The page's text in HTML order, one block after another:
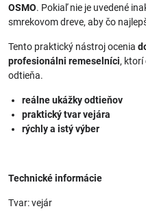
OSMO. Pokiaľ nie je uvedené
smrekovom dreve, aby čo
Tento praktický nástroj ocenia
profesionálni remeselníci,
odtieňa.
reálne ukážky odtieňov
praktický tvar vejára
rýchly a istý výber
Technické informácie
Tvar: vejár